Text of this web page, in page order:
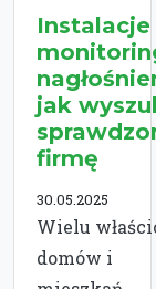
Instalacje
jak
firmę
30.05.2025
Wielu
domów i